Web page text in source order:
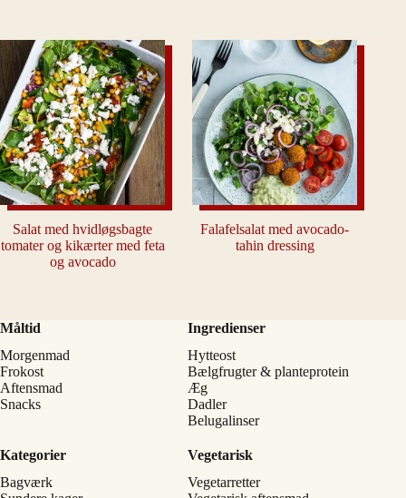
Salat med hvidløgsbagte
tomater og kikærter med feta
og avocado
Falafelsalat med avocado-
tahin dressing
Måltid
Morgenmad
Frokost
Aftensmad
Snacks
Ingredienser
Hytteost
Bælgfrugter & planteprotein
Æg
Dadler
Belugalinser
Kategorier
Bagværk
Vegetarisk
Vegetarretter